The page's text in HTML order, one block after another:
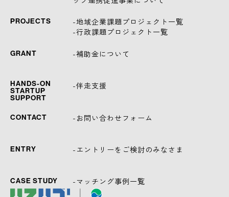
PROJECTS
-地域企業課題プロジェクト一覧
-行政課題プロジェクト一覧
GRANT -補助金について
HANDS-ON
STARTUP
SUPPORT
-伴走支援
CONTACT -お問い合わせフォーム
ENTRY -エントリーをご検討のみなさま
CASE STUDY -マッチング事例一覧